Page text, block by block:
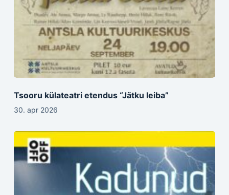
Tsooru külateatri etendus “Jätku leiba”
30. apr 2026